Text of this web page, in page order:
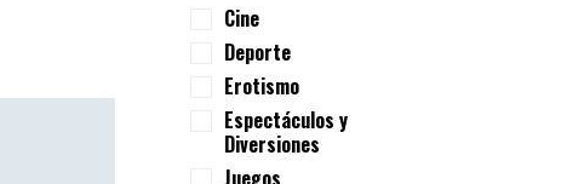
Cine
Deporte
Erotismo
Espectáculos y
Diversiones
Juegos